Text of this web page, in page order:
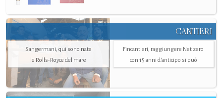
CANTIERI
Sangermani, qui sono nate
le Rolls-Royce del mare
Fincantieri, raggiungere Net zero
con 15 anni d'anticipo si può